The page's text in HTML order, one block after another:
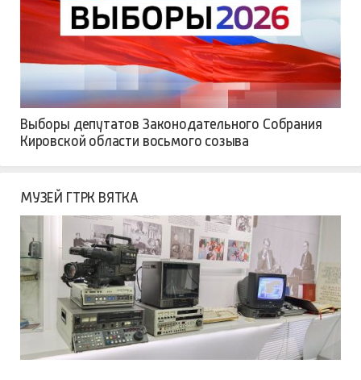
Выборы депутатов Законодательного Собрания
Кировской области восьмого созыва
МУЗЕЙ ГТРК ВЯТКА